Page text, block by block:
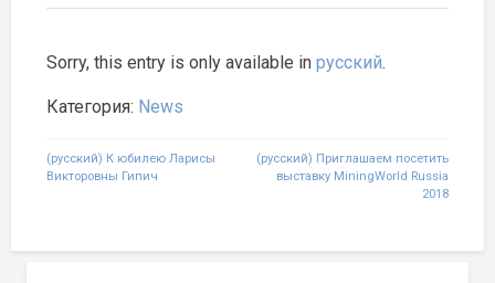
Sorry, this entry is only available in русский.
Категория: News
Post
(русский) К юбилею Ларисы
Викторовны Гипич
(русский) Приглашаем посетить
выставку MiningWorld Russia
2018